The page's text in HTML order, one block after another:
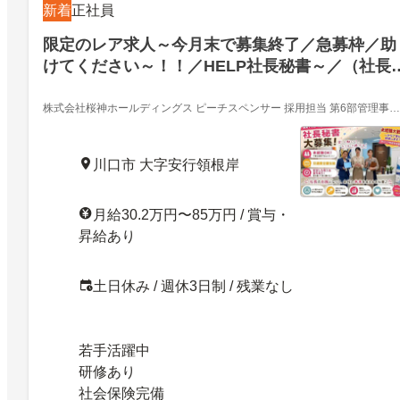
新着正社員
限定のレア求人～今月末で募集終了／急募枠／助
けてください～！！／HELP社長秘書～／（社長
０万円稼ぐ！社長秘書でぜひ働いてみましょ
株式会社桜神ホールディングス ピーチスペンサー 採用担当 第6部管理事業
川口市 大字安行領根岸
月給30.2万円〜85万円 / 賞与・
昇給あり
土日休み / 週休3日制 / 残業なし
若手活躍中
研修あり
社会保険完備